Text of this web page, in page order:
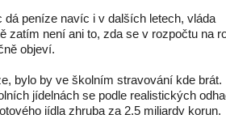
dá peníze navíc i v dalších letech, vláda
zatím není ani to, zda se v rozpočtu na
objeví.
bylo by ve školním stravování kde brát.
jídelnách se podle realistických
jídla zhruba za 2,5 miliardy korun.